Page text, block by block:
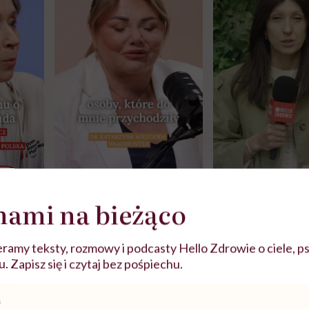
tylko
"Jestem w ciąży, co mi się
należy?". Headhunter o
zmianie pokoleniowej u
kobiet w ciąży na rynku
Instrukcja". Tym
na bieżąco
teksty, rozmowy i podcasty Hello Zdrowie o ciele,
Zapisz się i czytaj bez pośpiechu.